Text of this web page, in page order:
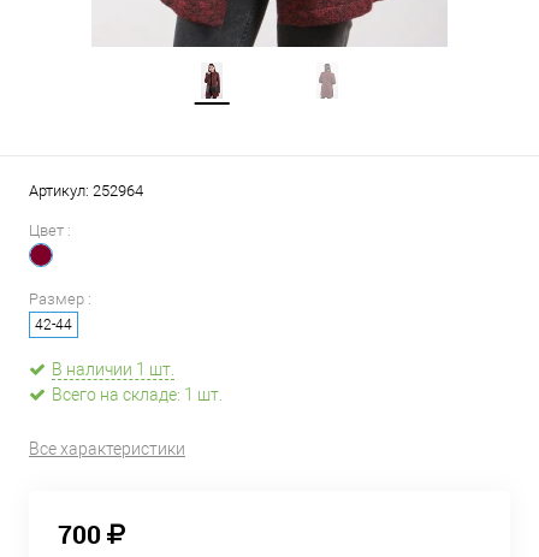
Артикул: 252964
Цвет :
Размер :
42-44
В наличии 1 шт.
Всего на складе: 1 шт.
Все характеристики
700